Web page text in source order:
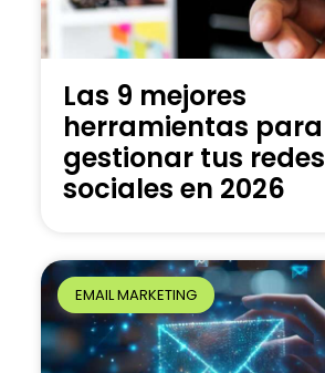
Las 9 mejores
herramientas para
gestionar tus redes
sociales en 2026
EMAIL MARKETING